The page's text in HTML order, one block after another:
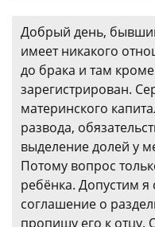
Добрый день,
имеет никакого
до брака и там
зарегистрирован.
материнского
развода,
выделение долей у
Потому вопрос
ребёнка. Допустим
соглашение о
пропишу его к отцу.